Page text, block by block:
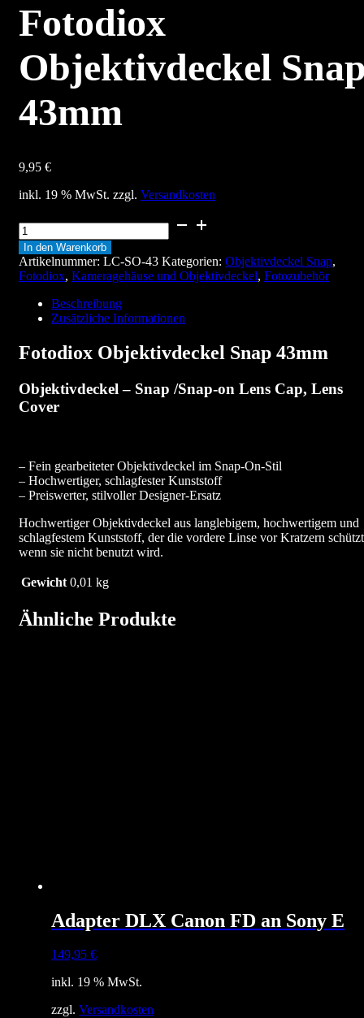
Fotodiox
Objektivdeckel
43mm
9,95 €
inkl. 19 % MwSt. zzgl. Versandkosten
Fotodiox
Objektivdeckel
Snap
43mm
Menge
In den Warenkorb
Artikelnummer: LC-SO-43 Kategorien: Objektivdeckel Snap,
Fotodiox, Kameragehäuse und Objektivdeckel, Fotozubehör
Beschreibung
Zusätzliche Informationen
Fotodiox Objektivdeckel Snap 43mm
Objektivdeckel – Snap /Snap-on Lens Cap, Lens
Cover
– Fein gearbeiteter Objektivdeckel im Snap-On-Stil
– Hochwertiger, schlagfester Kunststoff
– Preiswerter, stilvoller Designer-Ersatz
Hochwertiger Objektivdeckel aus langlebigem, hochwertigem und
schlagfestem Kunststoff, der die vordere Linse vor Kratzern
wenn sie nicht benutzt wird.
Gewicht 0,01 kg
Ähnliche Produkte
Adapter DLX Canon FD an Sony E
149,95 €
inkl. 19 % MwSt.
zzgl. Versandkosten